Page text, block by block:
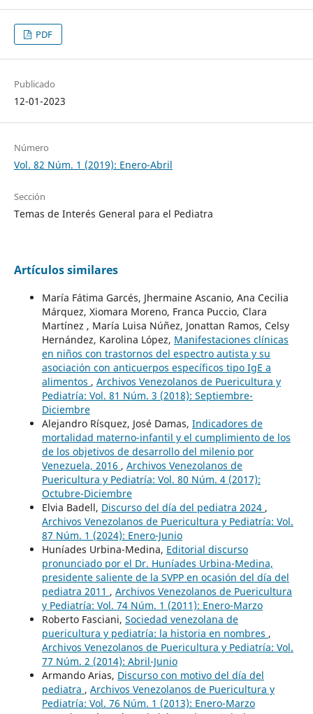
PDF
Publicado
12-01-2023
Número
Vol. 82 Núm. 1 (2019): Enero-Abril
Sección
Temas de Interés General para el Pediatra
Artículos similares
María Fátima Garcés, Jhermaine Ascanio, Ana Cecilia
Márquez, Xiomara Moreno, Franca Puccio, Clara
Martínez , María Luisa Núñez, Jonattan Ramos, Celsy
Hernández, Karolina López, Manifestaciones clínicas
en niños con trastornos del espectro autista y su
asociación con anticuerpos específicos tipo IgE a
alimentos , Archivos Venezolanos de Puericultura y
Pediatría: Vol. 81 Núm. 3 (2018): Septiembre-
Diciembre
Alejandro Rísquez, José Damas, Indicadores de
mortalidad materno-infantil y el cumplimiento de los
de los objetivos de desarrollo del milenio por
Venezuela, 2016 , Archivos Venezolanos de
Puericultura y Pediatría: Vol. 80 Núm. 4 (2017):
Octubre-Diciembre
Elvia Badell, Discurso del día del pediatra 2024 ,
Archivos Venezolanos de Puericultura y Pediatría: Vol.
87 Núm. 1 (2024): Enero-Junio
Huníades Urbina-Medina, Editorial discurso
pronunciado por el Dr. Huníades Urbina-Medina,
presidente saliente de la SVPP en ocasión del día del
pediatra 2011 , Archivos Venezolanos de Puericultura
y Pediatría: Vol. 74 Núm. 1 (2011): Enero-Marzo
Roberto Fasciani, Sociedad venezolana de
puericultura y pediatría: la historia en nombres ,
Archivos Venezolanos de Puericultura y Pediatría: Vol.
77 Núm. 2 (2014): Abril-Junio
Armando Arias, Discurso con motivo del día del
pediatra , Archivos Venezolanos de Puericultura y
Pediatría: Vol. 76 Núm. 1 (2013): Enero-Marzo